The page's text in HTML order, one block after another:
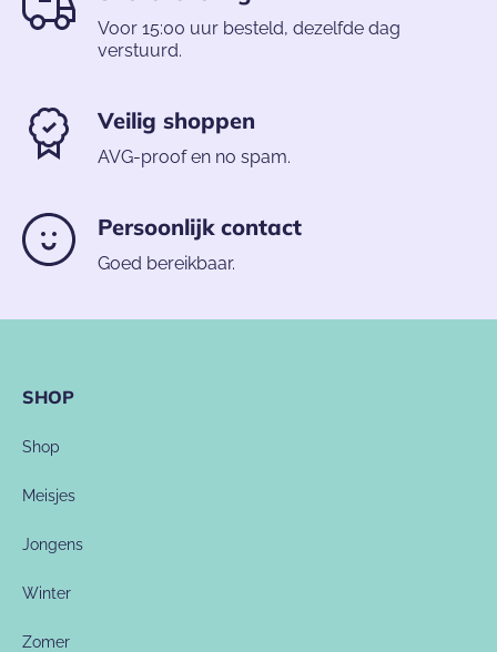
Voor 15:00 uur besteld, dezelfde dag
verstuurd.
Veilig shoppen
AVG-proof en no spam.
Persoonlijk contact
Goed bereikbaar.
SHOP
Shop
Meisjes
Jongens
Winter
Zomer